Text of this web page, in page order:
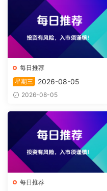
每日推荐
星期三
2026-08-05
2026-08-05
每日推荐